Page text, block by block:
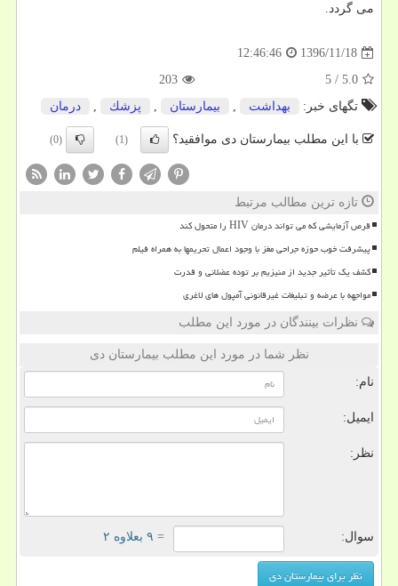
می گردد.
1396/11/18
12:46:46
5.0
/
5
203
تگهای خبر:
بهداشت , بیمارستان , پزشك , درمان
با این مطلب بیمارستان دی موافقید؟ (1)
(0)
تازه ترین مطالب مرتبط
قرص آزمایشی که می تواند درمان HIV را متحول کند
پیشرفت خوب حوزه جراحی مغز با وجود اعمال تحریمها به همراه فیلم
کشف یک تأثیر جدید از منیزیم بر توده عضلانی و قدرت
مواجهه با عرضه و تبلیغات غیرقانونی آمپول های لاغری
نظرات بینندگان در مورد این مطلب
نظر شما در مورد این مطلب بیمارستان دی
نام:
ایمیل:
نظر:
سوال: = ۹ بعلاوه ۲